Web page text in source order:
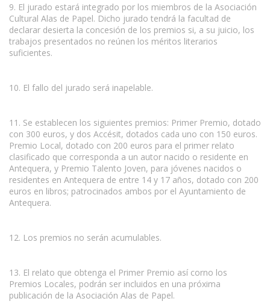
9. El jurado estará integrado por los miembros de la Asociación
Cultural Alas de Papel. Dicho jurado tendrá la facultad de
declarar desierta la concesión de los premios si, a su juicio, los
trabajos presentados no reúnen los méritos literarios
suficientes.
10. El fallo del jurado será inapelable.
11. Se establecen los siguientes premios: Primer Premio, dotado
con 300 euros, y dos Accésit, dotados cada uno con 150 euros.
Premio Local, dotado con 200 euros para el primer relato
clasificado que corresponda a un autor nacido o residente en
Antequera, y Premio Talento Joven, para jóvenes nacidos o
residentes en Antequera de entre 14 y 17 años, dotado con 200
euros en libros; patrocinados ambos por el Ayuntamiento de
Antequera.
12. Los premios no serán acumulables.
13. El relato que obtenga el Primer Premio así corno los
Premios Locales, podrán ser incluidos en una próxima
publicación de la Asociación Alas de Papel.